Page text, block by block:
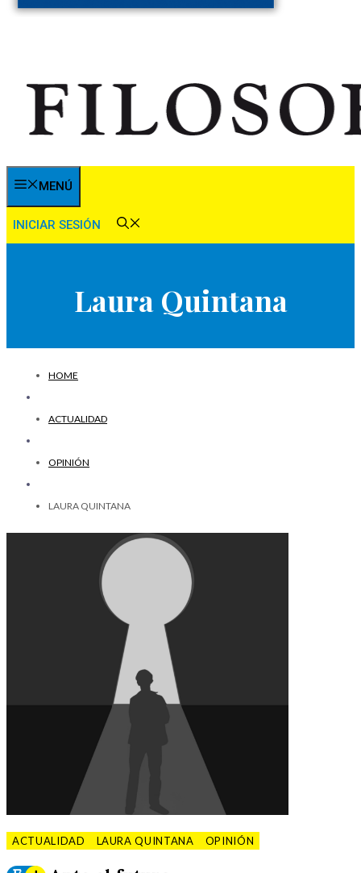
MENÚ
INICIAR SESIÓN
Laura Quintana
HOME
ACTUALIDAD
OPINIÓN
LAURA QUINTANA
ACTUALIDAD LAURA QUINTANA OPINIÓN